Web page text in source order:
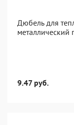
Дюбель для
металлический
9.47 руб.